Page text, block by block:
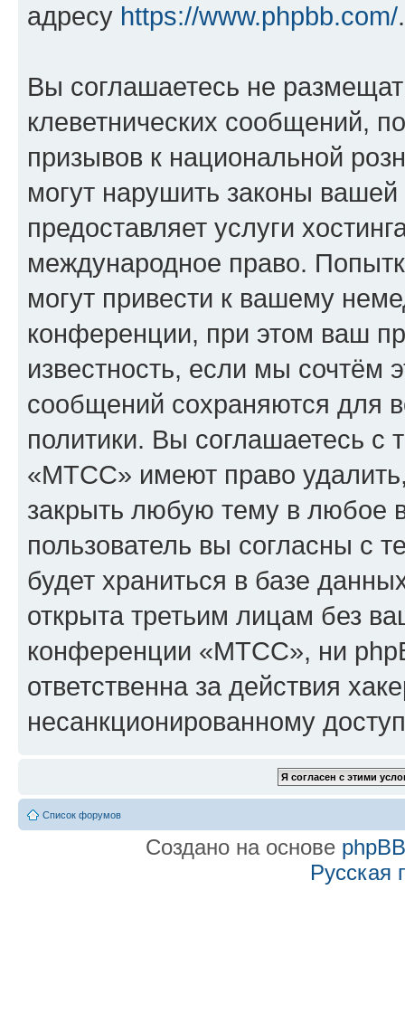
адресу https://www.phpbb.com/.
Вы соглашаетесь не
клеветнических сообщений,
призывов к национальной
могут нарушить законы
предоставляет услуги
международное право.
могут привести к вашему
конференции, при этом ваш
известность, если мы сочтём
сообщений сохраняются для
политики. Вы соглашаетесь
«МТСС» имеют право удалить,
закрыть любую тему в любое
пользователь вы согласны с
будет храниться в базе
открыта третьим лицам без
конференции «МТСС», ни
ответственна за действия
несанкционированному
Список форумов
Создано на основе phpBB
Русская